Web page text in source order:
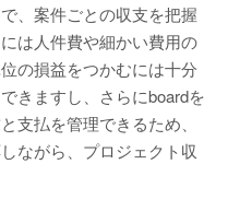
、案件ごとの収支を把握
は人件費や細かい費用の
の損益をつかむには十分
きますし、さらにboardを
支払を管理できるため、
ながら、プロジェクト収